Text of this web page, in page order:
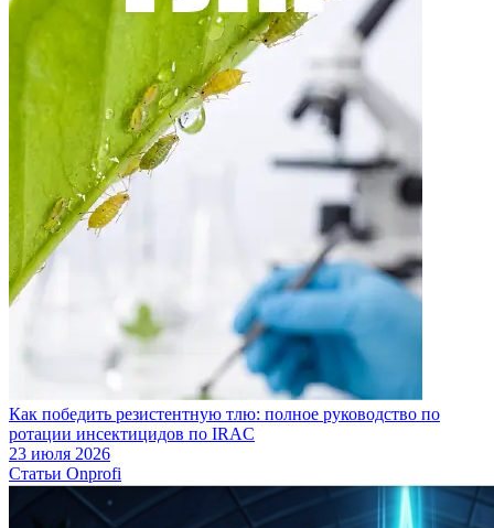
Как победить резистентную тлю: полное руководство по
ротации инсектицидов по IRAC
23 июля 2026
Статьи Onprofi